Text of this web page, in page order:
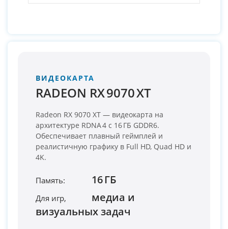
ВИДЕОКАРТА
RADEON RX 9070 XT
Radeon RX 9070 XT — видеокарта на
архитектуре RDNA 4 с 16 ГБ GDDR6.
Обеспечивает плавный геймплей и
реалистичную графику в Full HD, Quad HD и
4K.
Память: 16 ГБ
Для игр,
медиа и
визуальных задач